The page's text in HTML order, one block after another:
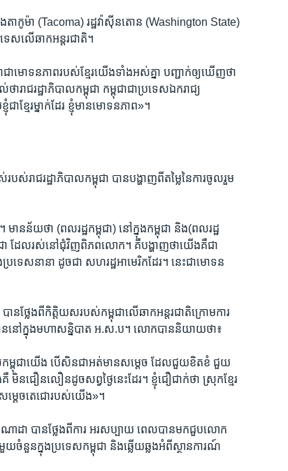
ាកូម៉ា ​(Tacoma)​ រដ្ឋ​វ៉ាស៊ីន​តោន ​(Washington State)
េស​លើ​ឆាក​អន្តរ​ជាតិ។
ា​មោទន​ភាព​របស់​ខ្មែរ​យើង​ទាំង​អស់គ្នា​ ​បញ្ជាក់​ឲ្យ​ឃើញ​ថា
រដ្ឋា​ភិបាល​កម្ពុជា​ ​កម្ពុជាជា​ប្រទេស​ឯករាជ្យ​
មែរ​ម្នាក់​ដែរ​ ​ខ្ញុំ​មាន​មោទ​នភាព»។
របស់​រាជ​រដ្ឋា​ភិបាល​កម្ពុជា​ ​បាន​បង្ហាញ​ពី​តម្លៃ​នៃ​ការ​ចូលរួម​
ន​ន័យ​ថា ​(ពល​រដ្ឋ​កម្ពុជា)​ នៅ​ក្នុង​កម្ពុជា​ ​និង​(ពលរដ្ឋ
ពុជា ​ដែល​រស់​នៅ​ជុំវិញ​ពិ​ភព​លោក។​ ​គឺបង្ហាញថា​យើង​គឺ​ជា​
ទេស​នា​នា​ ​ដូច​ជា​ សហ​រដ្ឋ​អាមេរិក​ដែរ។​ ​នេះ​ជា​មោទ​ន
ន​ថ្លែង​ពី​កិត្តិយស​របស់​កម្ពុជា​លើ​ឆាក​អន្តរ​ជាតិ​ក្រោម​ការ​
ន​នៅ​ក្នុង​មហា​សន្និបាត​ ​អ.ស.ប។ លោក​បាន​និយាយ​ថា៖
កម្ពុជា​យើង​ បើ​សិន​ជាអត់មាន​សម្តេច​ ដែល​ជួយ​ខិត​ខំ​ ​ជួយ​
ន​ជឿន​លឿន​ដូច​សព្វ​ថ្ងៃ​នេះ​ដែរ។​ ​ខ្ញុំជឿ​ជាក់​ថា ​ស្រុក​ខ្មែរ​
តេច​តេជោ​របស់​យើង»។
ាដា​ ​បាន​ថ្លែង​ពី​ការ​ ​អរសប្បាយ​ ពេល​បាន​មក​ជួប​លោក​
នួន​ក្នុង​ប្រ​ទេស​កម្ពុជា​ ​និង​ឆ្លើយ​ឆ្លង​អំពី​ស្ថាន​ការណ៍​